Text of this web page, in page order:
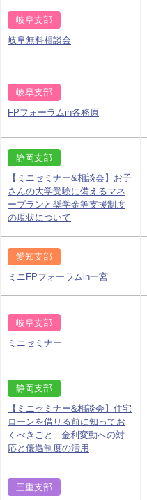
岐阜支部
岐阜無料相談会
岐阜支部
FPフォーラムin各務原
静岡支部
【ミニセミナー&相談会】お子
さんの大学受験に備えるマネ
ープランと奨学金等支援制度
の現状について
愛知支部
ミニFPフォーラムin一宮
岐阜支部
ミニセミナー
静岡支部
【ミニセミナー&相談会】住宅
ローンを借りる前に知ってお
くべきこと −金利変動への対
応と優遇制度の活用
三重支部